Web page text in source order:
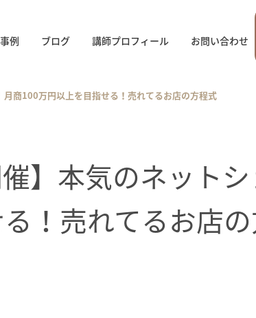
例 ブログ 講師プロフィール お問い合わせ
商100万円以上を目指せる！売れてるお店の方程式
】本気のネット
！売れてるお店